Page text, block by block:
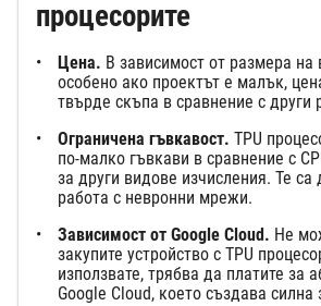
процесорите
Цена. В зависимост от размера на
особено ако проектът е малък,
твърде скъпа в сравнение с други
Ограничена гъвкавост. TPU
по-малко гъвкави в сравнение с
за други видове изчисления. Те са
работа с невронни мрежи.
Зависимост от Google Cloud. Не
закупите устройство с TPU
използвате, трябва да платите за
Google Cloud, което създава силна